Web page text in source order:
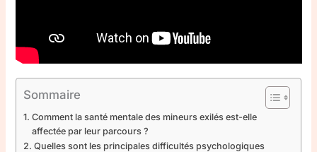
Sommaire
Comment la santé mentale des mineurs exilés est-elle
affectée par leur parcours ?
Quelles sont les principales difficultés psychologiques